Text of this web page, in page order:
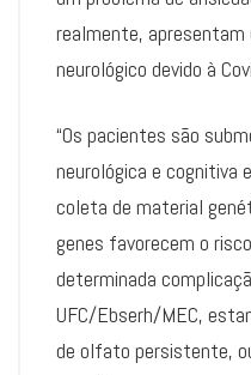
realmente,
neurológico devido à
“Os pacientes são
neurológica e cognitiva
coleta de material
genes favorecem o
determinada
UFC/Ebserh/MEC,
de olfato persistente,